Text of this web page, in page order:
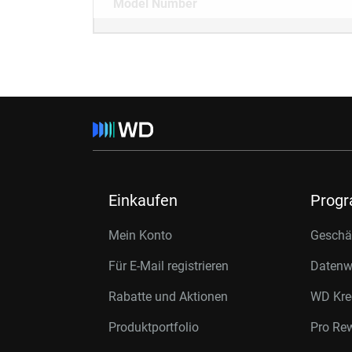
Model Number
Einkaufen
Mein Konto
Für E-Mail registrieren
Rabatte und Aktionen
Produktportfolio
WD
Pro